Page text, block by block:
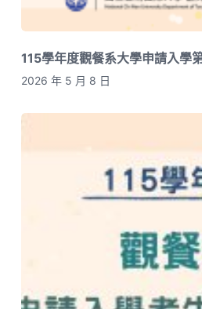
115學年度觀餐系大學申請入學
2026 年 5 月 8 日